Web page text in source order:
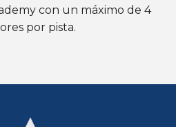
con un máximo de 4
por pista.